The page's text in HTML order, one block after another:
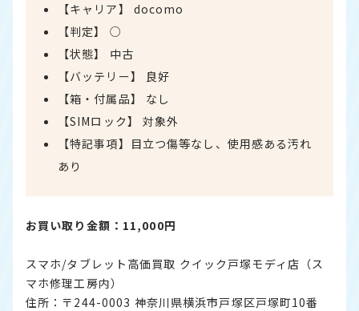
【キャリア】 docomo
【判定】 ○
【状態】 中古
【バッテリー】 良好
【箱・付属品】 なし
【SIMロック】 対象外
【特記事項】目立つ傷等なし、使用感ある汚れ
あり
お買い取り金額：11,000円
スマホ/タブレット高価買取 クイック戸塚モディ店（ス
マホ修理工房内）
住所：〒244-0003 神奈川県横浜市戸塚区戸塚町10番